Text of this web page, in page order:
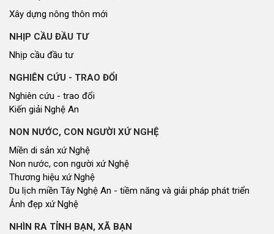
Xây dựng nông thôn mới
NHỊP CẦU ĐẦU TƯ
Nhịp cầu đầu tư
NGHIÊN CỨU - TRAO ĐỔI
Nghiên cứu - trao đổi
Kiến giải Nghệ An
NON NƯỚC, CON NGƯỜI XỨ NGHỆ
Miền di sản xứ Nghệ
Non nước, con người xứ Nghệ
Thương hiệu xứ Nghệ
Du lịch miền Tây Nghệ An - tiềm năng và giải pháp phát triển
Ảnh đẹp xứ Nghệ
NHÌN RA TỈNH BẠN, XÃ BẠN